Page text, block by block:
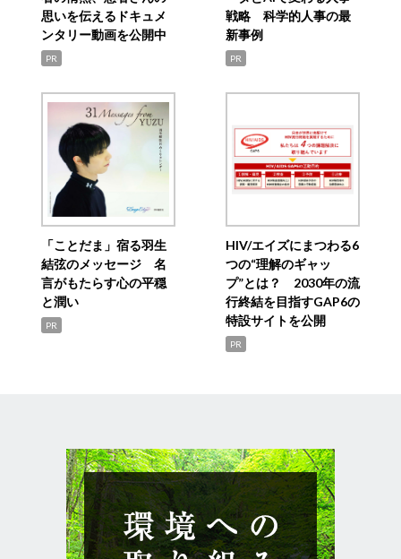
思いを伝えるドキュメ
ンタリー動画を公開中
PR
戦略 科学的人事の最
新事例
PR
「ことだま」宿る羽生
結弦のメッセージ 名
言がもたらす心の平穏
と潤い
PR
HIV/エイズにまつわる6
つの“理解のギャッ
プ”とは？ 2030年の流
行終結を目指すGAP6の
特設サイトを公開
PR